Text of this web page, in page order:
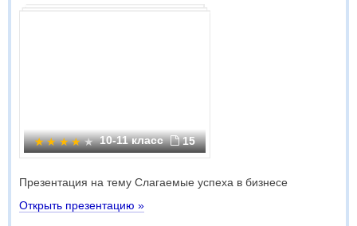
10-11 класс 15
Презентация на тему Слагаемые успеха в бизнесе
Открыть презентацию »